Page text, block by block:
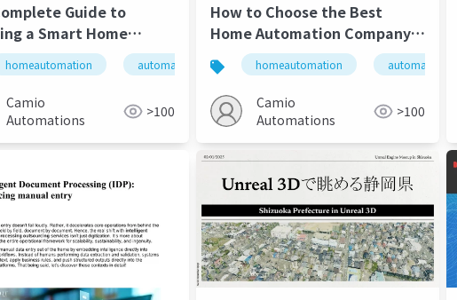
processing
Guide to
a Smart Home
Construction Begins
homeautomation automation home improvement office
Camio
Automations
>100
How to Choose the Best
Home Automation Company
in Kerala 2026
homeautomation automation
Camio
Automations
>100